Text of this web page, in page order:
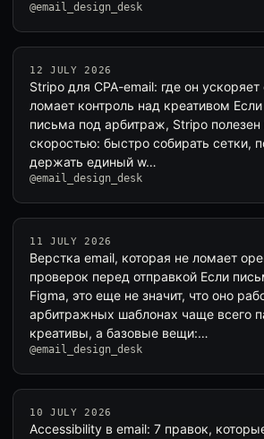
@email_design_desk
12 JULY 2026
Stripo для CPA-email: где он ускоряет
ломает контроль над креативом
письма под арбитраж, Stripo полезен
скоростью: быстро собирать сетки,
держать единый w…
@email_design_desk
11 JULY 2026
Верстка email, которая не ломает
проверок перед отправкой Если
Figma, это еще не значит, что оно
арбитражных шаблонах чаще всего
креативы, а базовые вещи:…
@email_design_desk
10 JULY 2026
Accessibility в email: 7 правок,